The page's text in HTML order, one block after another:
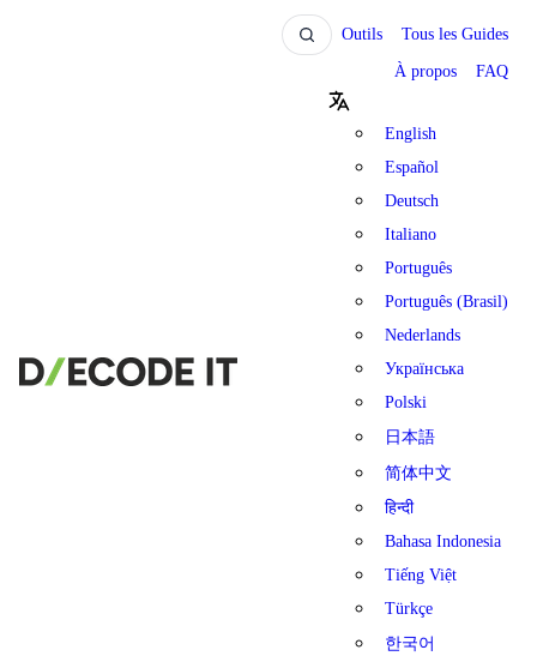
Outils Tous les Guides
À propos FAQ
English
Español
Deutsch
Italiano
Português
Português (Brasil)
Nederlands
Українська
Polski
日本語
简体中文
हिन्दी
Bahasa Indonesia
Tiếng Việt
Türkçe
한국어